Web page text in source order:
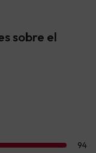
sobre el